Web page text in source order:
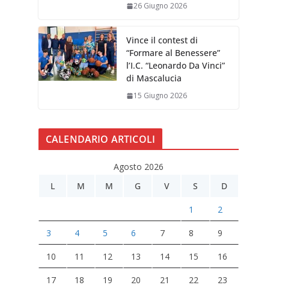
26 Giugno 2026
Vince il contest di
“Formare al Benessere”
l’I.C. “Leonardo Da Vinci”
di Mascalucia
15 Giugno 2026
CALENDARIO ARTICOLI
Agosto 2026
L
M M G V S D
1 2
3 4 5 6 7 8 9
10 11 12 13 14 15 16
17 18 19 20 21 22 23